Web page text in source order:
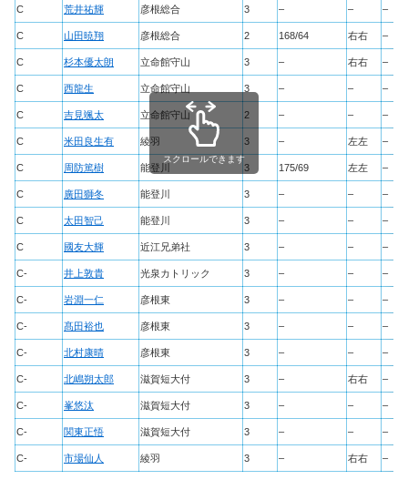
C 荒井祐輝 彦根総合 3 – – –
C 山田暁翔 彦根総合 2 168/64 右右 –
C 杉本優太朗 立命館守山 3 – 右右 –
C 西龍生 立命館守山 3 – – –
C 吉見颯太 立命館守山 2 – – –
C 米田良生有 綾羽 3 – 左左 –
C 周防篤樹 能登川 3 175/69 左左 –
C 廣田獅冬 能登川 3 – – –
C 太田智己 能登川 3 – – –
C 國友大輝 近江兄弟社 3 – – –
C- 井上敦貴 光泉カトリック 3 – – –
C- 岩淵一仁 彦根東 3 – – –
C- 髙田裕也 彦根東 3 – – –
C- 北村康晴 彦根東 3 – – –
C- 北嶋朔太郎 滋賀短大付 3 – 右右 –
C- 峯悠汰 滋賀短大付 3 – – –
C- 関東正悟 滋賀短大付 3 – – –
C- 市場仙人 綾羽 3 – 右右 –
スクロールできます